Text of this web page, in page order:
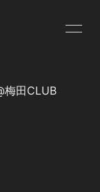
梅田CLUB